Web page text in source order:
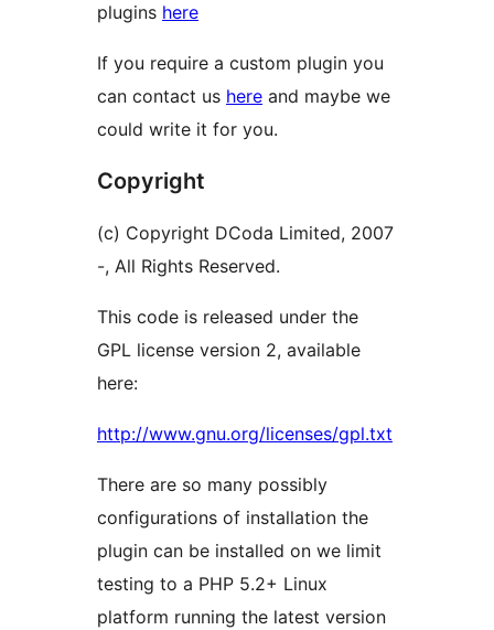
plugins here
If you require a custom plugin you
can contact us here and maybe we
could write it for you.
Copyright
(c) Copyright DCoda Limited, 2007
-, All Rights Reserved.
This code is released under the
GPL license version 2, available
here:
http://www.gnu.org/licenses/gpl.txt
There are so many possibly
configurations of installation the
plugin can be installed on we limit
testing to a PHP 5.2+ Linux
platform running the latest version